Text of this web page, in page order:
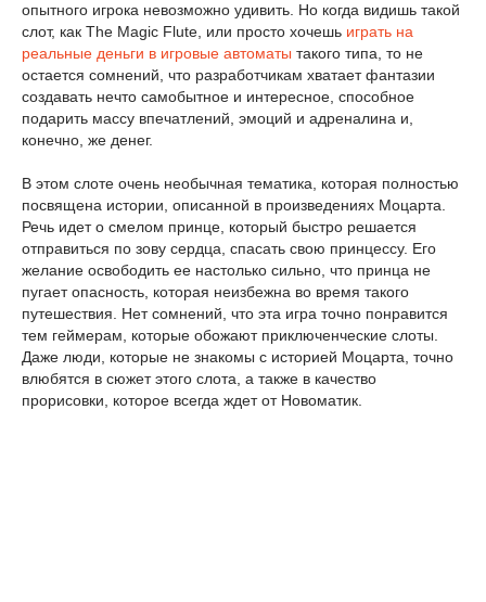
опытного игрока невозможно удивить. Но когда видишь такой
слот, как The Magic Flute, или просто хочешь играть на
реальные деньги в игровые автоматы такого типа, то не
остается сомнений, что разработчикам хватает фантазии
создавать нечто самобытное и интересное, способное
подарить массу впечатлений, эмоций и адреналина и,
конечно, же денег.
В этом слоте очень необычная тематика, которая полностью
посвящена истории, описанной в произведениях Моцарта.
Речь идет о смелом принце, который быстро решается
отправиться по зову сердца, спасать свою принцессу. Его
желание освободить ее настолько сильно, что принца не
пугает опасность, которая неизбежна во время такого
путешествия. Нет сомнений, что эта игра точно понравится
тем геймерам, которые обожают приключенческие слоты.
Даже люди, которые не знакомы с историей Моцарта, точно
влюбятся в сюжет этого слота, а также в качество
прорисовки, которое всегда ждет от Новоматик.